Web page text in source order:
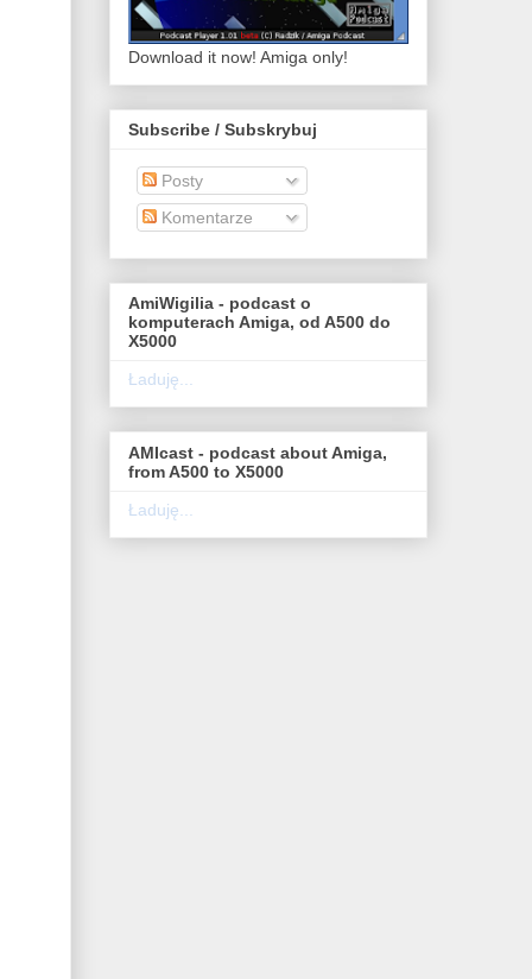
Download it now! Amiga only!
Subscribe / Subskrybuj
Posty
Komentarze
AmiWigilia - podcast o
komputerach Amiga, od A500 do
X5000
Ładuję...
AMIcast - podcast about Amiga,
from A500 to X5000
Ładuję...